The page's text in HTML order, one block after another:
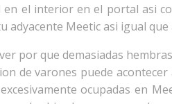
el interior en el portal asi
Meetic asi igual
por que demasiadas
de varones puede
ocupadas en